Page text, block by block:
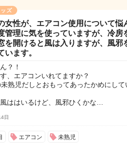
ズ
女性が、エアコン使用について悩
管理に気を使っていますが、冷房
を開けると風は入りますが、風邪
います。
？！
、エアコンいれてますか？
熟児だしとおもってあったかめにし
ははいるけど、風邪ひくかな…
日
エアコン 未熟児